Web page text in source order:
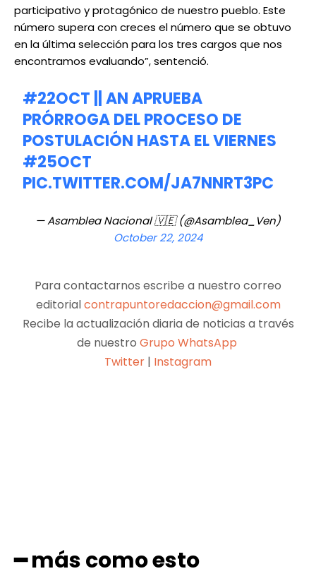
participativo y protagónico de nuestro pueblo. Este
número supera con creces el número que se obtuvo
en la última selección para los tres cargos que nos
encontramos evaluando”, sentenció.
#22OCT || AN APRUEBA
PRÓRROGA DEL PROCESO DE
POSTULACIÓN HASTA EL VIERNES
#25OCT
PIC.TWITTER.COM/JA7NNRT3PC
— Asamblea Nacional 🇻🇪 (@Asamblea_Ven)
October 22, 2024
Para contactarnos escribe a nuestro correo
editorialcontrapuntoredaccion@gmail.com
Recibe la actualización diaria de noticias a través
de nuestro Grupo WhatsApp
Twitter | Instagram
━ más como esto